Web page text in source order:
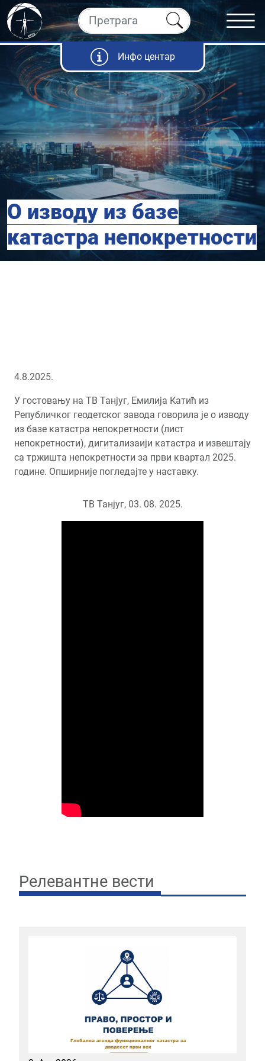
Инфо центар
О изводу из базе
катастра непокретности
4.8.2025.
У гостовању на ТВ Танјуг, Емилија Катић из
Републичког геодетског завода говорила је о изводу
из базе катастра непокретности (лист
непокретности), дигитализаији катастра и извештају
са тржишта непокретности за први квартал 2025.
године. Опширније погледајте у наставку.
ТВ Танјуг, 03. 08. 2025.
Релевантне вести